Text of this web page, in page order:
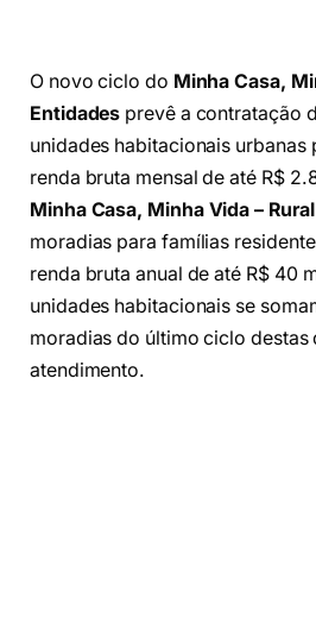
O novo ciclo do Minha Casa,
Entidades prevê a contratação
unidades habitacionais urbanas
renda bruta mensal de até R$
Minha Casa, Minha Vida – Rural
moradias para famílias
renda bruta anual de até R$ 40
unidades habitacionais se
moradias do último ciclo destas
atendimento.